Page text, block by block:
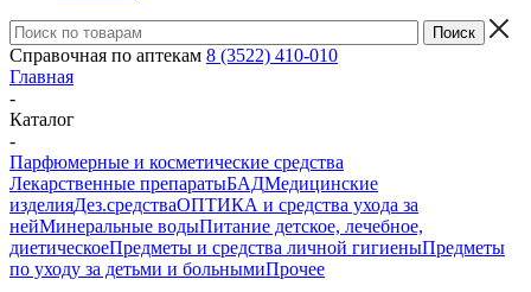
Справочная по аптекам 8 (3522) 410-010
Главная
-
Каталог
-
Парфюмерные и косметические средства
Лекарственные препаратыБАДМедицинские
изделияДез.средстваОПТИКА и средства ухода за
нейМинеральные водыПитание детское, лечебное,
диетическоеПредметы и средства личной гигиеныПредметы
по уходу за детьми и больнымиПрочее